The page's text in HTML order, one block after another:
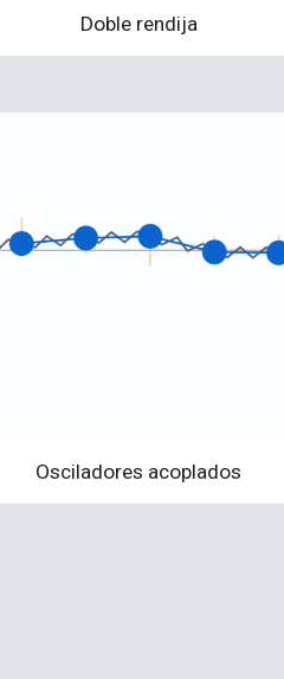
Doble rendija
Osciladores acoplados